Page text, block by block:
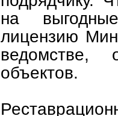
на
лицензию
ведомстве,
объектов.